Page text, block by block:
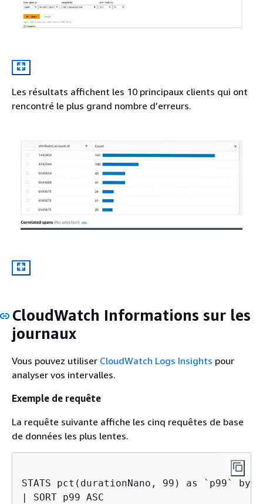
Les résultats affichent les 10 principaux clients qui ont
rencontré le plus grand nombre d’erreurs.
CloudWatch Informations sur les
journaux
Vous pouvez utiliser CloudWatch Logs Insights pour
analyser vos intervalles.
Exemple de requête
La requête suivante affiche les cinq requêtes de base
de données les plus lentes.
STATS pct(durationNano, 99) as `p99`
| SORT p99 ASC